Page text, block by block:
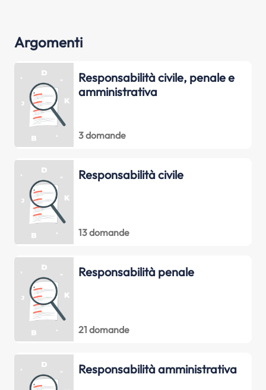
Argomenti
Responsabilità civile, penale e
amministrativa
3 domande
Responsabilità civile
13 domande
Responsabilità penale
21 domande
Responsabilità amministrativa